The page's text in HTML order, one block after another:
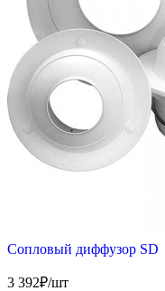
Сопловый диффузор SD
3 392₽/шт